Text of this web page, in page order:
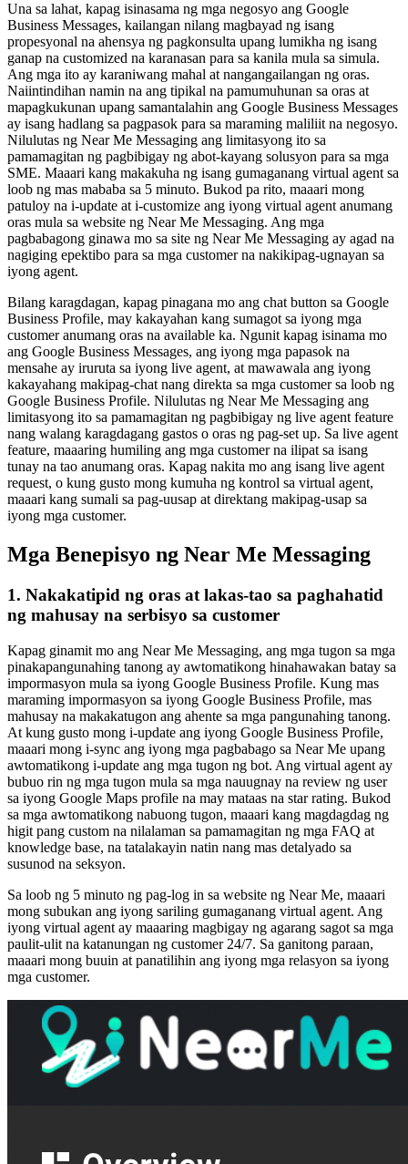
Una sa lahat, kapag isinasama ng mga negosyo ang Google
Business Messages, kailangan nilang magbayad ng isang
propesyonal na ahensya ng pagkonsulta upang lumikha ng isang
ganap na customized na karanasan para sa kanila mula sa simula.
Ang mga ito ay karaniwang mahal at nangangailangan ng oras.
Naiintindihan namin na ang tipikal na pamumuhunan sa oras at
mapagkukunan upang samantalahin ang Google Business Messages
ay isang hadlang sa pagpasok para sa maraming maliliit na negosyo.
Nilulutas ng Near Me Messaging ang limitasyong ito sa
pamamagitan ng pagbibigay ng abot-kayang solusyon para sa mga
SME. Maaari kang makakuha ng isang gumaganang virtual agent sa
loob ng mas mababa sa 5 minuto. Bukod pa rito, maaari mong
patuloy na i-update at i-customize ang iyong virtual agent anumang
oras mula sa website ng Near Me Messaging. Ang mga
pagbabagong ginawa mo sa site ng Near Me Messaging ay agad na
nagiging epektibo para sa mga customer na nakikipag-ugnayan sa
iyong agent.
Bilang karagdagan, kapag pinagana mo ang chat button sa Google
Business Profile, may kakayahan kang sumagot sa iyong mga
customer anumang oras na available ka. Ngunit kapag isinama mo
ang Google Business Messages, ang iyong mga papasok na
mensahe ay iruruta sa iyong live agent, at mawawala ang iyong
kakayahang makipag-chat nang direkta sa mga customer sa loob ng
Google Business Profile. Nilulutas ng Near Me Messaging ang
limitasyong ito sa pamamagitan ng pagbibigay ng live agent feature
nang walang karagdagang gastos o oras ng pag-set up. Sa live agent
feature, maaaring humiling ang mga customer na ilipat sa isang
tunay na tao anumang oras. Kapag nakita mo ang isang live agent
request, o kung gusto mong kumuha ng kontrol sa virtual agent,
maaari kang sumali sa pag-uusap at direktang makipag-usap sa
iyong mga customer.
Mga Benepisyo ng Near Me Messaging
1. Nakakatipid ng oras at lakas-tao sa paghahatid
ng mahusay na serbisyo sa customer
Kapag ginamit mo ang Near Me Messaging, ang mga tugon sa mga
pinakapangunahing tanong ay awtomatikong hinahawakan batay sa
impormasyon mula sa iyong Google Business Profile. Kung mas
maraming impormasyon sa iyong Google Business Profile, mas
mahusay na makakatugon ang ahente sa mga pangunahing tanong.
At kung gusto mong i-update ang iyong Google Business Profile,
maaari mong i-sync ang iyong mga pagbabago sa Near Me upang
awtomatikong i-update ang mga tugon ng bot. Ang virtual agent ay
bubuo rin ng mga tugon mula sa mga nauugnay na review ng user
sa iyong Google Maps profile na may mataas na star rating. Bukod
sa mga awtomatikong nabuong tugon, maaari kang magdagdag ng
higit pang custom na nilalaman sa pamamagitan ng mga FAQ at
knowledge base, na tatalakayin natin nang mas detalyado sa
susunod na seksyon.
Sa loob ng 5 minuto ng pag-log in sa website ng Near Me, maaari
mong subukan ang iyong sariling gumaganang virtual agent. Ang
iyong virtual agent ay maaaring magbigay ng agarang sagot sa mga
paulit-ulit na katanungan ng customer 24/7. Sa ganitong paraan,
maaari mong buuin at panatilihin ang iyong mga relasyon sa iyong
mga customer.